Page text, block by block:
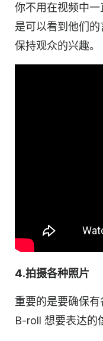
你不用在视频中
是可以看到他们
保持观众的兴趣。
4.拍摄各种照片
重要的是要确保
B-roll 想要表达的